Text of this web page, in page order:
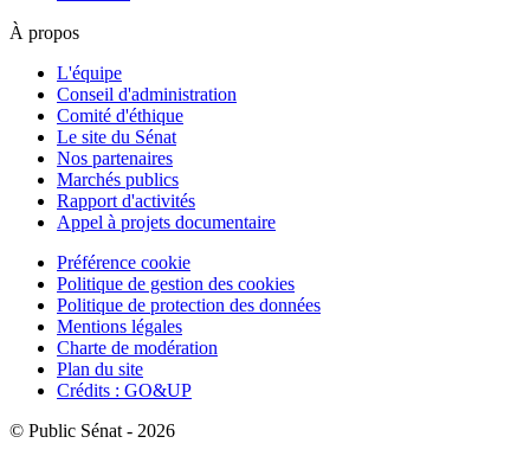
À propos
L'équipe
Conseil d'administration
Comité d'éthique
Le site du Sénat
Nos partenaires
Marchés publics
Rapport d'activités
Appel à projets documentaire
Préférence cookie
Politique de gestion des cookies
Politique de protection des données
Mentions légales
Charte de modération
Plan du site
Crédits : GO&UP
© Public Sénat - 2026